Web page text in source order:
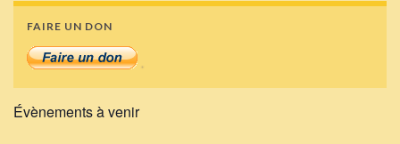
FAIRE UN DON
Évènements à venir